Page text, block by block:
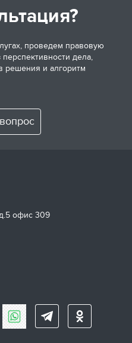
проведем правовую
дела,
решения и алгоритм
офис 309